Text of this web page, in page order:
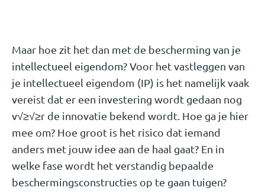
Maar hoe zit het dan met de bescherming van je
intellectueel eigendom? Voor het vastleggen van
je intellectueel eigendom (IP) is het namelijk vaak
vereist dat er een investering wordt gedaan nog
v√≥√≥r de innovatie bekend wordt. Hoe ga je hier
mee om? Hoe groot is het risico dat iemand
anders met jouw idee aan de haal gaat? En in
welke fase wordt het verstandig bepaalde
beschermingsconstructies op te gaan tuigen?